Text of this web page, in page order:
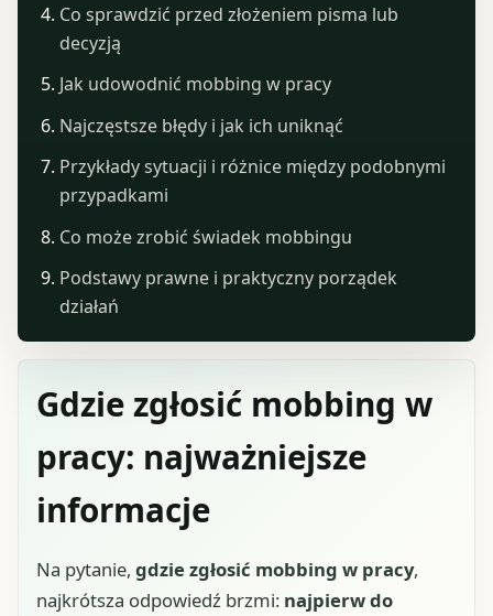
Gdzie zgłosić mobbing w
pracy: najważniejsze
informacje
Na pytanie, gdzie zgłosić mobbing w pracy,
najkrótsza odpowiedź brzmi: najpierw do
Co sprawdzić przed złożeniem pisma lub
decyzją
Jak udowodnić mobbing w pracy
Najczęstsze błędy i jak ich uniknąć
Przykłady sytuacji i różnice między podobnymi
przypadkami
Co może zrobić świadek mobbingu
Podstawy prawne i praktyczny porządek
działań